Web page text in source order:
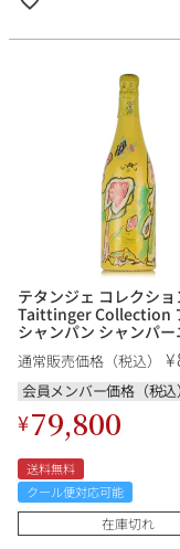
テタンジェ コレクシ
Taittinger Collection
シャンパン シャンパー
通常販売価格（税込） ¥
会員メンバー価格（税込）
¥79,800
送料無料
クール便対応可能
在庫切れ